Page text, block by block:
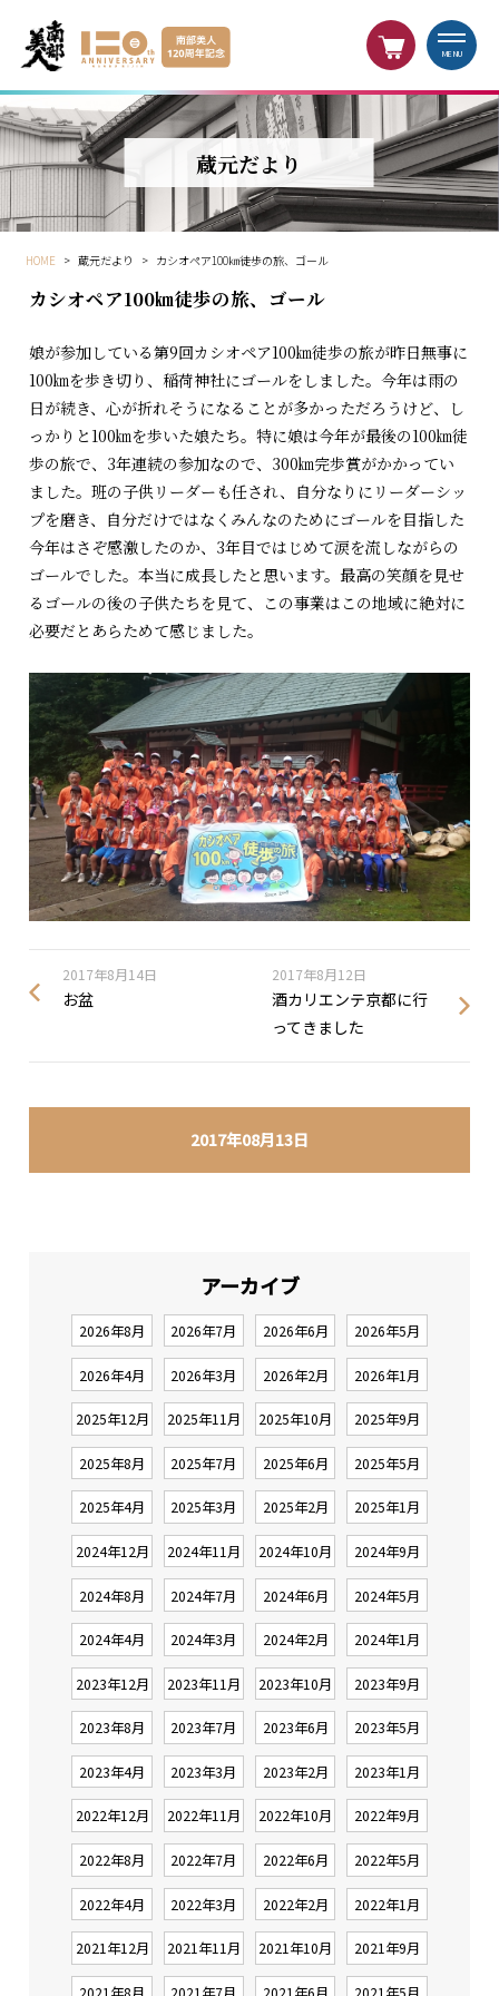
MENU
蔵元だより
HOME > 蔵元だより > カシオペア100㎞徒歩の旅、ゴール
2017年08月13日
カシオペア100㎞徒歩の旅、ゴール
娘が参加している第9回カシオペア100㎞徒歩の旅が昨日無事に
100㎞を歩き切り、稲荷神社にゴールをしました。今年は雨の
日が続き、心が折れそうになることが多かっただろうけど、し
っかりと100㎞を歩いた娘たち。特に娘は今年が最後の100㎞徒
歩の旅で、3年連続の参加なので、300㎞完歩賞がかかってい
ました。班の子供リーダーも任され、自分なりにリーダーシッ
プを磨き、自分だけではなくみんなのためにゴールを目指した
今年はさぞ感激したのか、3年目ではじめて涙を流しながらの
ゴールでした。本当に成長したと思います。最高の笑顔を見せ
るゴールの後の子供たちを見て、この事業はこの地域に絶対に
必要だとあらためて感じました。
2017年8月14日
お盆
2017年8月12日
酒カリエンテ京都に行
ってきました
アーカイブ
2026年8月 2026年7月 2026年6月 2026年5月
2026年4月 2026年3月 2026年2月 2026年1月
2025年12月 2025年11月 2025年10月 2025年9月
2025年8月 2025年7月 2025年6月 2025年5月
2025年4月 2025年3月 2025年2月 2025年1月
2024年12月 2024年11月 2024年10月 2024年9月
2024年8月 2024年7月 2024年6月 2024年5月
2024年4月 2024年3月 2024年2月 2024年1月
2023年12月 2023年11月 2023年10月 2023年9月
2023年8月 2023年7月 2023年6月 2023年5月
2023年4月 2023年3月 2023年2月 2023年1月
2022年12月 2022年11月 2022年10月 2022年9月
2022年8月 2022年7月 2022年6月 2022年5月
2022年4月 2022年3月 2022年2月 2022年1月
2021年12月 2021年11月 2021年10月 2021年9月
2021年8月 2021年7月 2021年6月 2021年5月